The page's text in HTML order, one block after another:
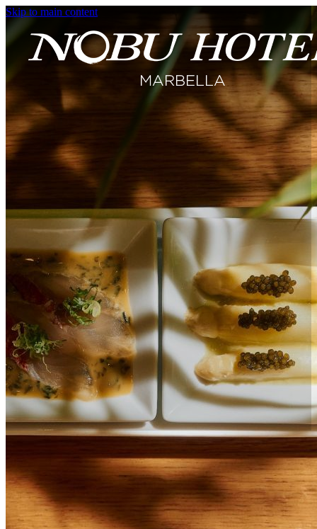
Skip to main content
Summer Omakase x Sushi Club, en
Nobu Marbella
Menú degustación de siete pases en edición
limitada, a partir del 21 de junio